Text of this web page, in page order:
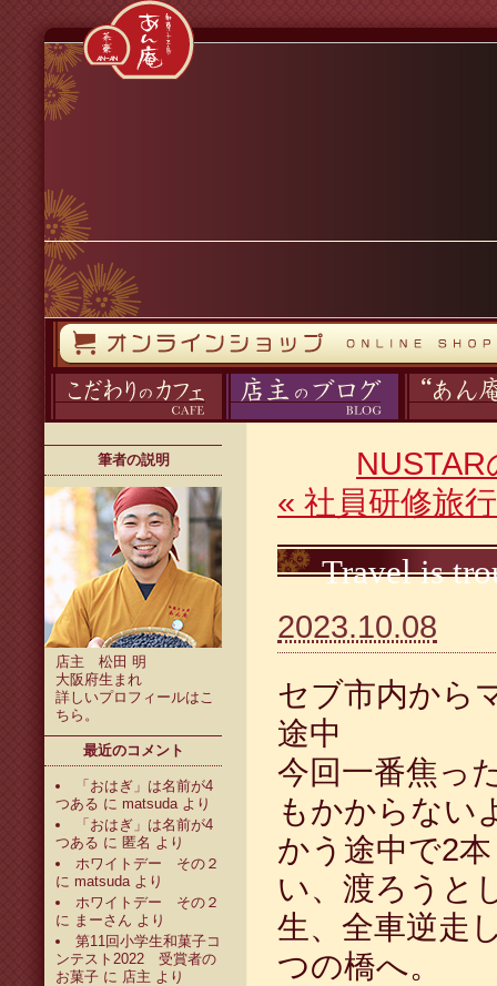
筆者の説明
店主 松田 明
大阪府生まれ
詳しいプロフィールはこ
ちら 。
最近のコメント
「おはぎ」は名前が4
つある に matsudaより
「おはぎ」は名前が4
つある に 匿名 より
ホワイトデー その２
に matsudaより
ホワイトデー その２
に まーさん より
第11回小学生和菓子コ
ンテスト2022 受賞者の
お菓子 に 店主 より
« 社員研修旅
Travel is
2023.10.08
セブ市内から
途中
今回一番焦っ
もかからない
かう途中で2
い、渡ろうと
生、全車逆走
つの橋へ。